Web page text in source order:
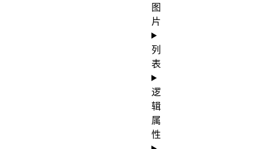
图
片
列
表
逻
辑
属
性